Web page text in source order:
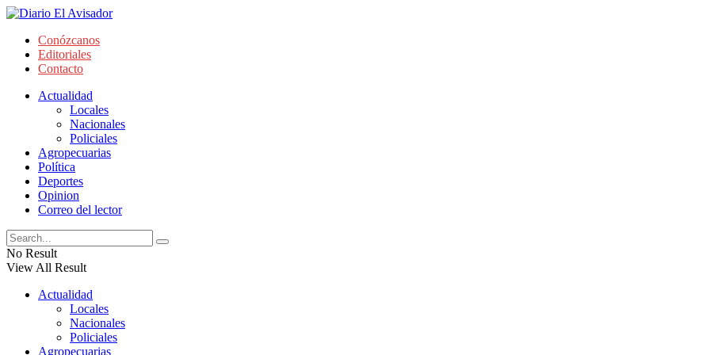
Conózcanos
Editoriales
Contacto
Actualidad
Locales
Nacionales
Policiales
Agropecuarias
Política
Deportes
Opinion
Correo del lector
No Result
View All Result
Actualidad
Locales
Nacionales
Policiales
Agropecuarias